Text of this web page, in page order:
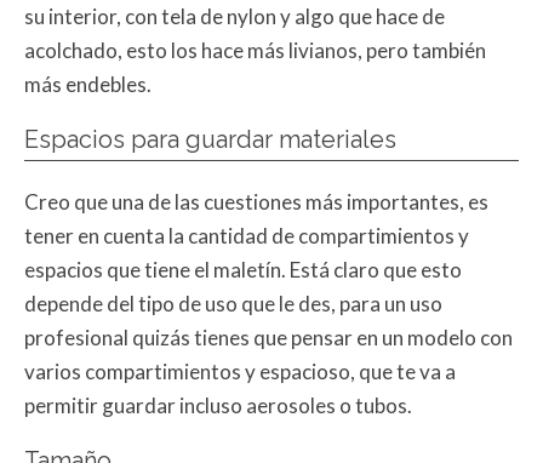
su interior, con tela de nylon y algo que hace de
acolchado, esto los hace más livianos, pero también
más endebles.
Espacios para guardar materiales
Creo que una de las cuestiones más importantes, es
tener en cuenta la cantidad de compartimientos y
espacios que tiene el maletín. Está claro que esto
depende del tipo de uso que le des, para un uso
profesional quizás tienes que pensar en un modelo con
varios compartimientos y espacioso, que te va a
permitir guardar incluso aerosoles o tubos.